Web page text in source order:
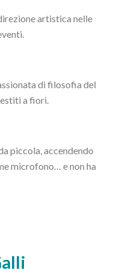
artistica nelle
di filosofia del
a fiori.
piccola, accendendo
microfono… e non ha